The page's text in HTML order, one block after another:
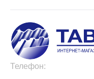
Телефон: